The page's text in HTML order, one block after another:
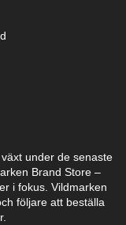
under de senaste
Brand Store –
i fokus. Vildmarken
följare att beställa